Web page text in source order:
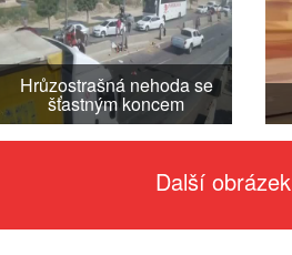
Hrůzostrašná nehoda se
šťastným koncem
Další obrázek